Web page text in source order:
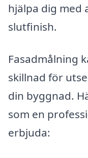
hjälpa dig med
slutfinish.
Fasadmålning
skillnad för
din byggnad.
som en
erbjuda: